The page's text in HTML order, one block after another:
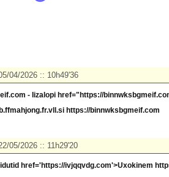
- Iizalopi href="https://
https://binnwksbgmeif.com
href='https://ivjqqvdg.com'>Uxokinem